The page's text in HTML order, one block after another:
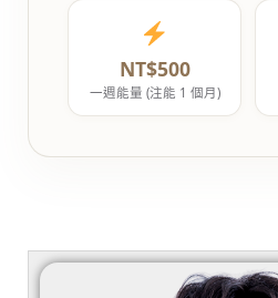
NT$500
一週能量 (注能 1 個月)